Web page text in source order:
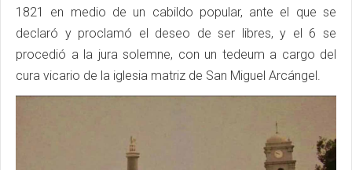
1821 en medio de un cabildo popular, ante el que se
declaró y proclamó el deseo de ser libres, y el 6 se
procedió a la jura solemne, con un tedeum a cargo del
cura vicario de la iglesia matriz de San Miguel Arcángel.